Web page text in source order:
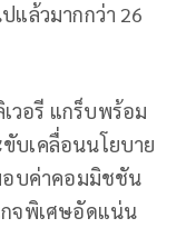
แล้วมากกว่า 26
วอรี แกร็บพร้อม
บเคลื่อนนโยบาย
อบค่าคอมมิชชัน
กจพิเศษอัดแน่น